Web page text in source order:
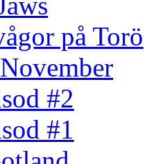
på Torö
#2
#1